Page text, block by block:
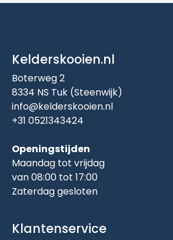
Kelderskooien.nl
Boterweg 2
8334 NS Tuk (Steenwijk)
info@kelderskooien.nl
+31 0521343424
Openingstijden
Maandag tot vrijdag
van 08:00 tot 17:00
Zaterdag gesloten
Klantenservice